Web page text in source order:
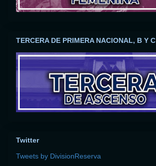
TERCERA DE PRIMERA NACIONAL, B Y C
Twitter
Tweets by DivisionReserva